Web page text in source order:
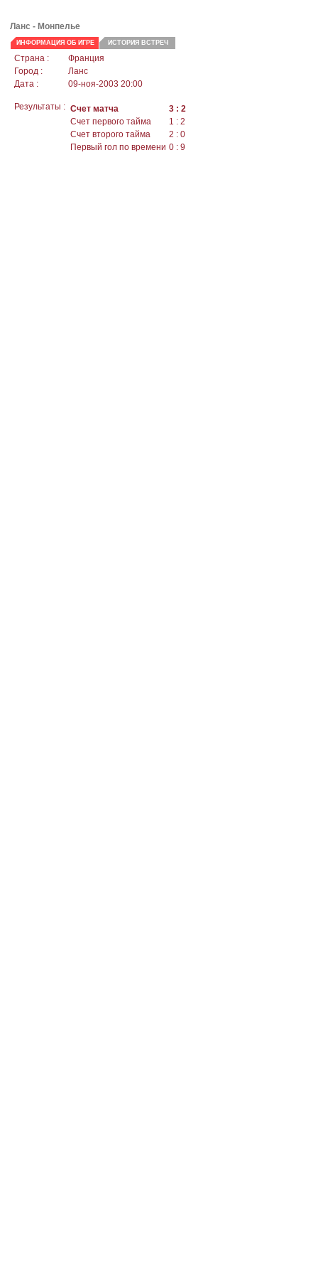
Ланс - Монпелье
ИНФОРМАЦИЯ ОБ ИГРЕ ИСТОРИЯ ВСТРЕЧ
Страна :
Франция
Город :
Ланс
Дата :
09-ноя-2003 20:00
Результаты : Счет матча
3 : 2
Счет первого тайма
1 : 2
Счет второго тайма
2 : 0
Первый гол по времени 0 : 9